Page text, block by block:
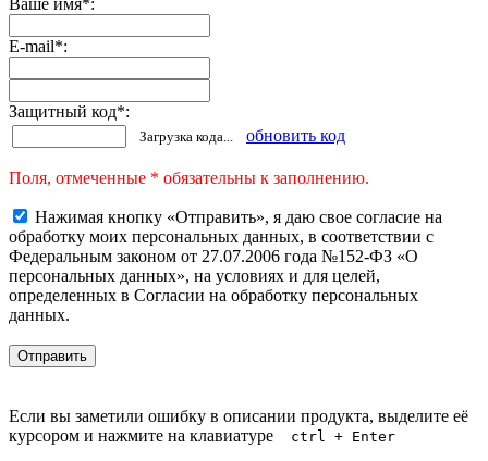
E-mail*:
Защитный код*:
Загрузка кода... обновить код
Поля, отмеченные * обязательны к заполнению.
Нажимая кнопку «Отправить», я даю свое согласие на
обработку моих персональных данных, в соответствии с
Федеральным законом от 27.07.2006 года №152-ФЗ «О
персональных данных», на условиях и для целей,
определенных в Согласии на обработку персональных
данных.
Если вы заметили ошибку в описании продукта, выделите её
курсором и нажмите на клавиатуре
ctrl + Enter